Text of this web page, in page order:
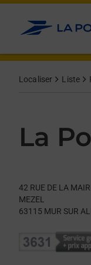
Allez au contenu
Localiser Liste
La
42 RUE DE LA
MEZEL
63115 MUR SUR
Day of the WeekHours
Get directions to La
lien s'ouvre dans